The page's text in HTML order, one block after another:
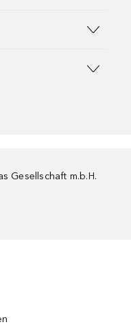
Gesellschaft m.b.H.